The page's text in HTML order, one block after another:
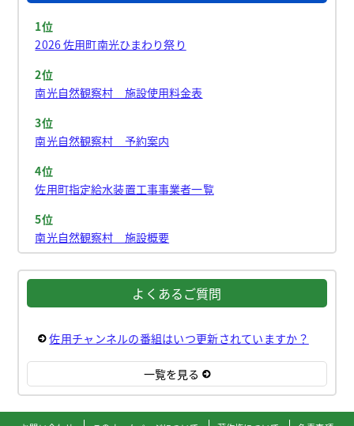
1位
2026 佐用町南光ひまわり祭り
2位
南光自然観察村 施設使用料金表
3位
南光自然観察村 予約案内
4位
佐用町指定給水装置工事事業者一覧
5位
南光自然観察村 施設概要
よくあるご質問
佐用チャンネルの番組はいつ更新されていますか？
一覧を見る